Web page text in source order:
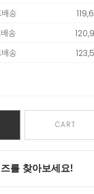
송
송
송
CART